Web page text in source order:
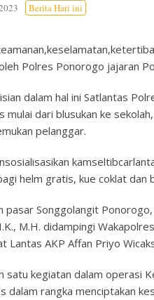
Berita Hari ini
Polres Ponorogo jajaran
dalam hal ini Satlantas
dari blusukan ke
pelanggar.
helm gratis, kue coklat dan
Songgolangit
M.H. didampingi
Lantas AKP Affan Priyo
satu kegiatan dalam operasi
dalam rangka menciptakan